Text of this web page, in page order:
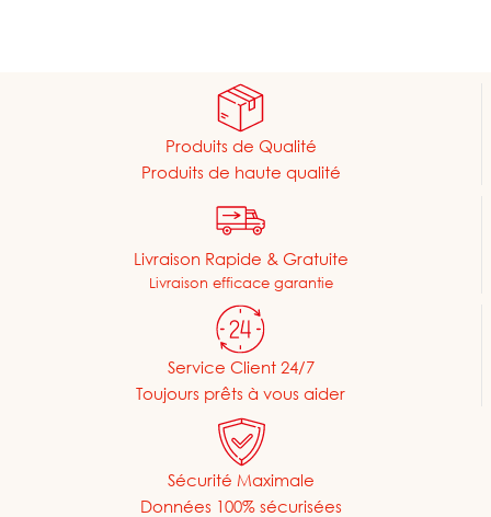
Produits de Qualité
Produits de haute qualité
Livraison Rapide & Gratuite
Livraison efficace garantie
Service Client 24/7
Toujours prêts à vous aider
Sécurité Maximale
Données 100% sécurisées